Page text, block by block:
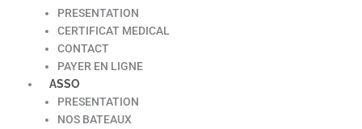
PRESENTATION
CERTIFICAT MEDICAL
CONTACT
PAYER EN LIGNE
ASSO
PRESENTATION
NOS BATEAUX